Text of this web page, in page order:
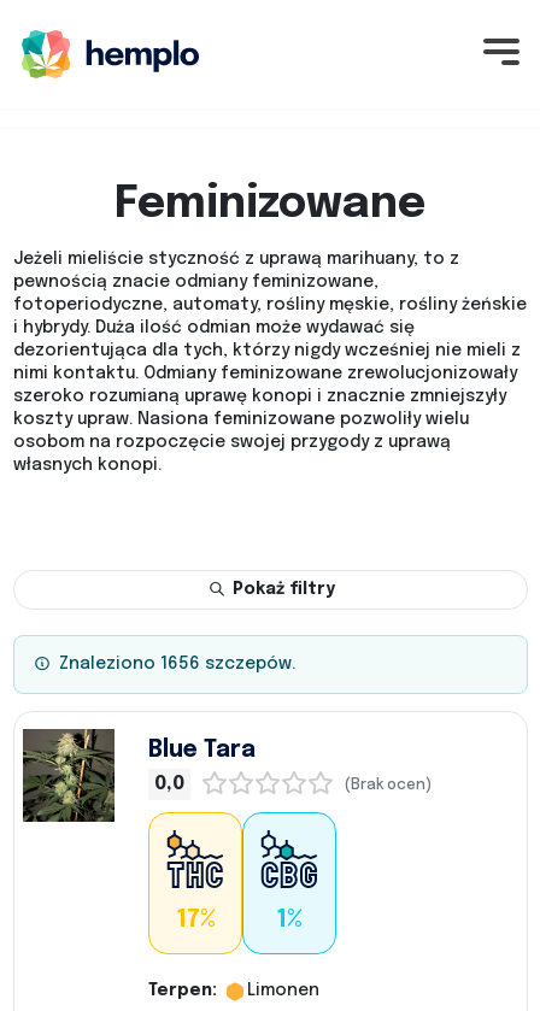
Feminizowane
Jeżeli mieliście styczność z uprawą marihuany, to z
pewnością znacie odmiany feminizowane,
fotoperiodyczne, automaty, rośliny męskie, rośliny żeńskie
i hybrydy. Duża ilość odmian może wydawać się
dezorientująca dla tych, którzy nigdy wcześniej nie mieli z
nimi kontaktu. Odmiany feminizowane zrewolucjonizowały
szeroko rozumianą uprawę konopi i znacznie zmniejszyły
koszty upraw. Nasiona feminizowane pozwoliły wielu
osobom na rozpoczęcie swojej przygody z uprawą
własnych konopi.
Pokaż filtry
Znaleziono 1656 szczepów.
Blue Tara
0,0 (Brak ocen)
17% 1%
Terpen: Limonen